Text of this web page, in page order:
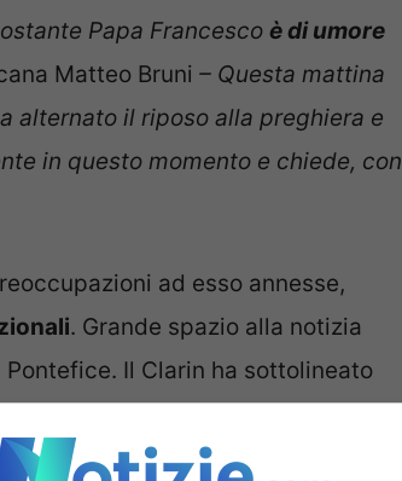
Papa Francesco è di umore
Matteo Bruni – Questa mattina
alternato il riposo alla preghiera e
in questo momento e chiede, con
ad esso annesse,
. Grande spazio alla notizia
Il Clarin ha sottolineato
E che il Papa, 88 anni,
sul fatto che la degenza